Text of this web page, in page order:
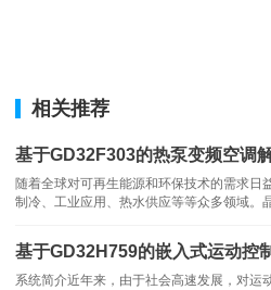
相关推荐
基于GD32F303的热泵变频空调
随着全球对可再生能源和环保技术的需求日
制冷、工业应用、热水供应等等众多领域。
GD32F303性能参数• Cortex-M4 @120MHz
基于GD32H759的嵌入式运动控
系统简介近年来，由于社会高速发展，对运